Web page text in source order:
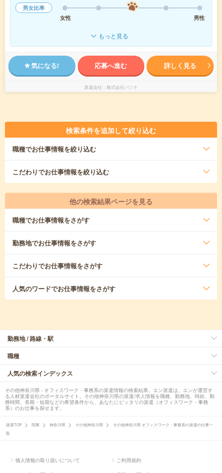
男女比率
女性
男性
もっと見る
気になる! 応募へ進む 詳しく見る
派遣会社 株式会社パソナ
検索条件を追加して絞り込む
職種でお仕事情報を絞り込む
こだわりでお仕事情報を絞り込む
他の検索結果ページを見る
職種でお仕事情報をさがす
勤務地でお仕事情報をさがす
こだわりでお仕事情報をさがす
人気のワードでお仕事情報をさがす
勤務地 / 路線・駅
職種
人気の検索インデックス
その他神奈川県 - オフィスワーク・事務系の派遣情報の検索結果。エン派遣は、エンが運営す
る人材派遣会社のポータルサイト。その他神奈川県の派遣/求人情報を職種、勤務地、時給、勤
務時間、長期・短期などの希望条件から、あなたにピッタリの派遣（オフィスワーク・事務
系）のお仕事を探せます。
派遣TOP 関東 神奈川県 その他神奈川県
その他神奈川県 オフィスワーク・事務系の派遣の仕事一
覧
個人情報の取り扱いについて ご利用規約